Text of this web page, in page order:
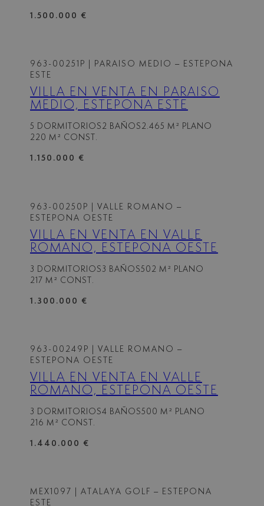
1.500.000 €
963-00251P
| PARAISO MEDIO – ESTEPONA
ESTE
VILLA EN VENTA EN PARAISO
MEDIO, ESTEPONA ESTE
5 DORMITORIOS 2 BAÑOS 2.465 M² PLANO
220 M² CONST.
1.150.000 €
963-00250P
| VALLE ROMANO –
ESTEPONA OESTE
VILLA EN VENTA EN VALLE
ROMANO, ESTEPONA OESTE
3 DORMITORIOS3 BAÑOS502 M² PLANO
217 M² CONST.
1.300.000 €
963-00249P
| VALLE ROMANO –
ESTEPONA OESTE
VILLA EN VENTA EN VALLE
ROMANO, ESTEPONA OESTE
3 DORMITORIOS4 BAÑOS500 M² PLANO
216 M² CONST.
1.440.000 €
MEX1097
| ATALAYA GOLF – ESTEPONA
ESTE